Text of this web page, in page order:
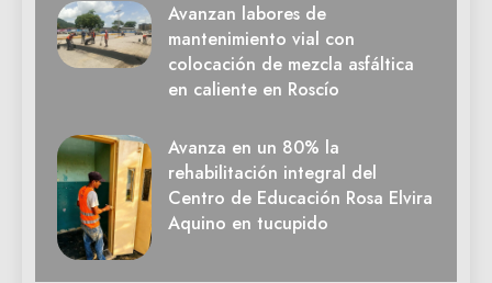
Avanzan labores de
mantenimiento vial con
colocación de mezcla asfáltica
en caliente en Roscío
Avanza en un 80% la
rehabilitación integral del
Centro de Educación Rosa Elvira
Aquino en tucupido